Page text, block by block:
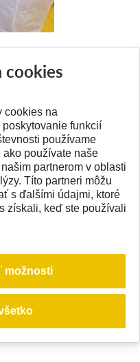
nás dňa 21.01. 2022 nečakane
Syčová-Milá. Vážime si prácu
Milej vďačíme za všetko
cookies
cookies na
funkcií
používame
ako používate naše
partnerom v oblasti
Títo partneri môžu
s ďalšími údajmi, ktoré
získali, keď ste používali
možnosti